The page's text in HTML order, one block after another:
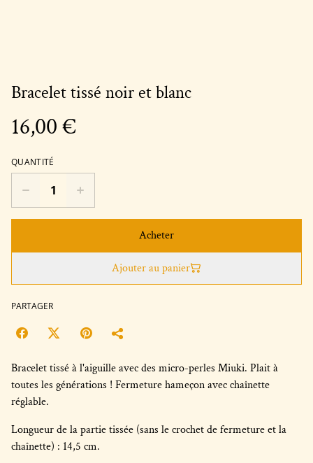
Bracelet tissé noir et blanc
16,00 €
QUANTITÉ
Acheter
Ajouter au panier
PARTAGER
Bracelet tissé à l'aiguille avec des micro-perles Miuki. Plait à
toutes les générations ! Fermeture hameçon avec chaînette
réglable.
Longueur de la partie tissée (sans le crochet de fermeture et la
chaînette) : 14,5 cm.